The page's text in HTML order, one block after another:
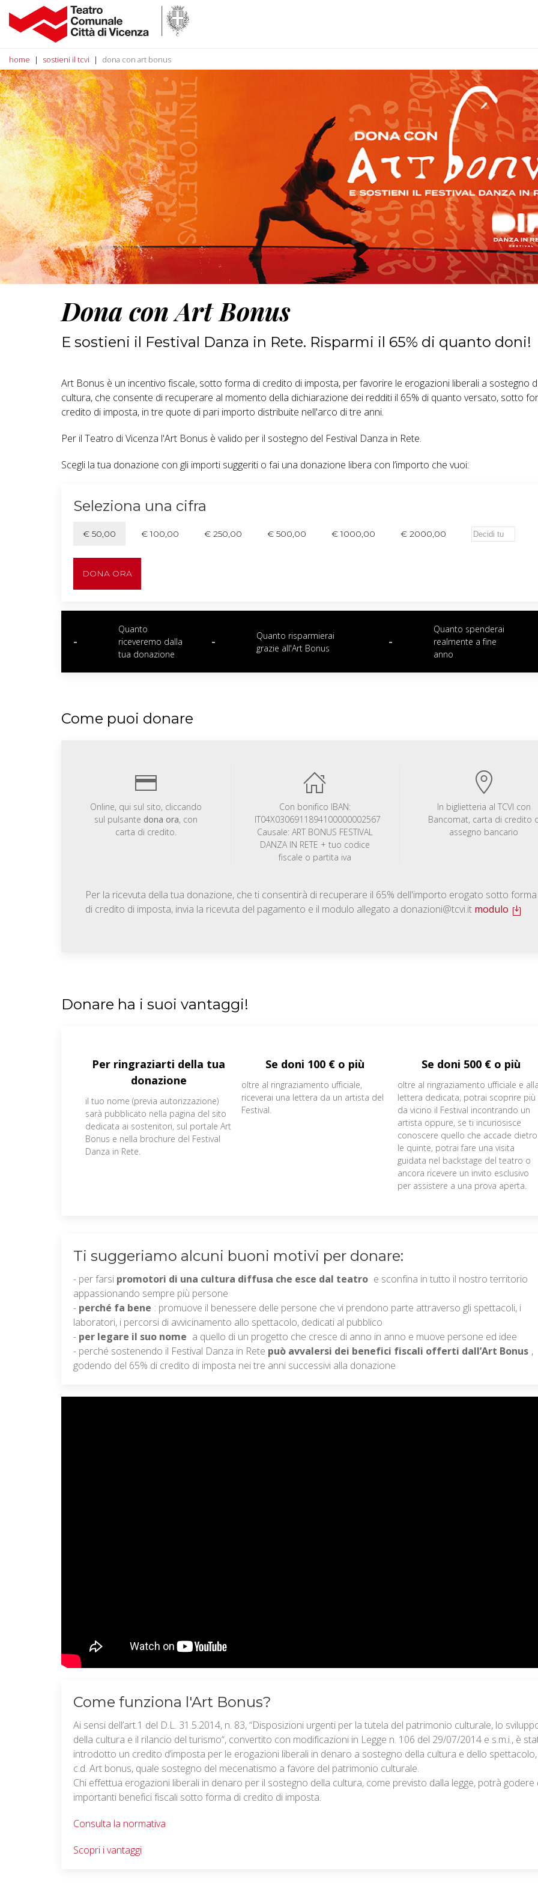
home sostieni il tcvi dona con art bonus
Dona con Art Bonus
E sostieni il Festival Danza in Rete. Risparmi il 65% di quanto doni!
Art Bonus è un incentivo fiscale, sotto forma di credito di imposta, per favorire le erogazioni liberali a sostegno
cultura, che consente di recuperare al momento della dichiarazione dei redditi il 65% di quanto versato, sotto
credito di imposta, in tre quote di pari importo distribuite nell'arco di tre anni.
Per il Teatro di Vicenza l'Art Bonus è valido per il sostegno del Festival Danza in Rete.
Scegli la tua donazione con gli importi suggeriti o fai una donazione libera con l’importo che vuoi:
Seleziona una cifra
€ 50,00 € 100,00 € 250,00 € 500,00 € 1000,00 € 2000,00
DONA ORA
-
Quanto
riceveremo dalla
tua donazione
-
Quanto risparmierai
grazie all'Art Bonus
-
Quanto spenderai
realmente a fine
anno
Come puoi donare
Online, qui sul sito, cliccando
sul pulsante dona ora, con
carta di credito.
Con bonifico IBAN:
IT04X0306911894100000002567
Causale: ART BONUS FESTIVAL
DANZA IN RETE + tuo codice
fiscale o partita iva
In biglietteria al TCVI con
Bancomat, carta di credito
assegno bancario
Per la ricevuta della tua donazione, che ti consentirà di recuperare il 65% dell'importo erogato sotto forma
di credito di imposta, invia la ricevuta del pagamento e il modulo allegato a donazioni@tcvi.it modulo
Donare ha i suoi vantaggi!
Per ringraziarti della tua
donazione
il tuo nome (previa autorizzazione)
sarà pubblicato nella pagina del sito
dedicata ai sostenitori, sul portale Art
Bonus e nella brochure del Festival
Danza in Rete.
Se doni 100 € o più
oltre al ringraziamento ufficiale,
riceverai una lettera da un artista del
Festival.
Se doni 500 € o più
oltre al ringraziamento ufficiale e
lettera dedicata, potrai scoprire più
da vicino il Festival incontrando un
artista oppure, se ti incuriosisce
conoscere quello che accade dietro
le quinte, potrai fare una visita
guidata nel backstage del teatro o
ancora ricevere un invito esclusivo
per assistere a una prova aperta.
Ti suggeriamo alcuni buoni motivi per donare:
- per farsi promotori di una cultura diffusa che esce dal teatro e sconfina in tutto il nostro territorio
appassionando sempre più persone
- perché fa bene : promuove il benessere delle persone che vi prendono parte attraverso gli spettacoli, i
laboratori, i percorsi di avvicinamento allo spettacolo, dedicati al pubblico
- per legare il suo nome a quello di un progetto che cresce di anno in anno e muove persone ed idee
- perché sostenendo il Festival Danza in Rete può avvalersi dei benefici fiscali offerti dall’Art Bonus ,
godendo del 65% di credito di imposta nei tre anni successivi alla donazione
Come funziona l'Art Bonus?
Ai sensi dell’art.1 del D.L. 31.5.2014, n. 83, “Disposizioni urgenti per la tutela del patrimonio culturale, lo
della cultura e il rilancio del turismo“, convertito con modificazioni in Legge n. 106 del 29/07/2014 e s.m.i., è
introdotto un credito d’imposta per le erogazioni liberali in denaro a sostegno della cultura e dello
c.d. Art bonus, quale sostegno del mecenatismo a favore del patrimonio culturale.
Chi effettua erogazioni liberali in denaro per il sostegno della cultura, come previsto dalla legge, potrà godere
importanti benefici fiscali sotto forma di credito di imposta.
Consulta la normativa
Scopri i vantaggi